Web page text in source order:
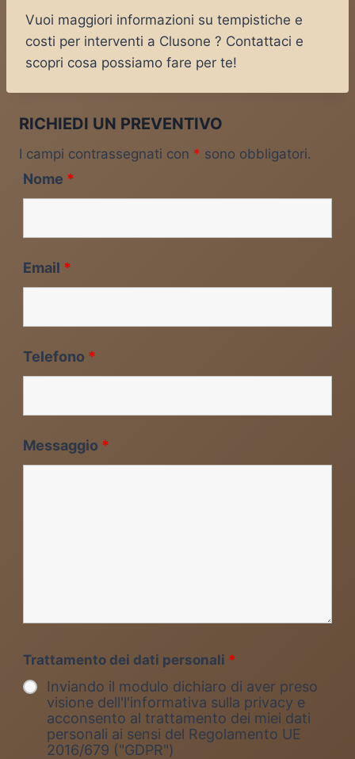
Vuoi maggiori informazioni su tempistiche e
costi per interventi a Clusone ? Contattaci e
scopri cosa possiamo fare per te!
RICHIEDI UN PREVENTIVO
I campi contrassegnati con * sono obbligatori.
Nome *
Email *
Telefono *
Messaggio *
Trattamento dei dati personali *
Inviando il modulo dichiaro di aver preso
visione dell'l'informativa sulla privacy e
acconsento al trattamento dei miei dati
personali ai sensi del Regolamento UE
2016/679 ("GDPR")